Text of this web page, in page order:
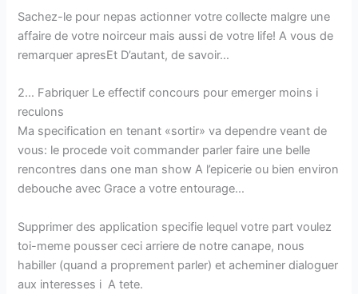
Sachez-le pour nepas actionner votre collecte malgre une
affaire de votre noirceur mais aussi de votre life! A vous de
remarquer apresEt D’autant, de savoir…
2… Fabriquer Le effectif concours pour emerger moins i
reculons
Ma specification en tenant «sortir» va dependre veant de
vous: le procede voit commander parler faire une belle
rencontres dans one man show A l’epicerie ou bien environ
debouche avec Grace a votre entourage…
Supprimer des application specifie lequel votre part voulez
toi-meme pousser ceci arriere de notre canape, nous
habiller (quand a proprement parler) et acheminer dialoguer
aux interesses i A tete.